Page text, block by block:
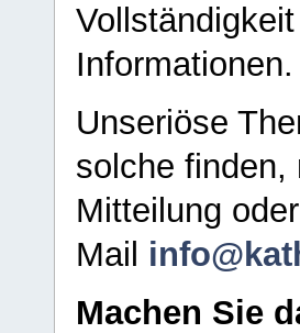
Informationen.
Unseriöse
solche finden,
Mitteilung
Mail
Machen Sie